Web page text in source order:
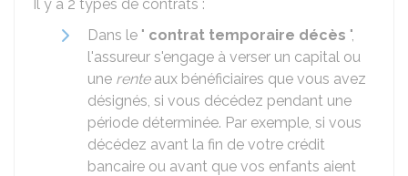
Il y a 2 types de contrats :
Dans le " contrat temporaire décès ",
l'assureur s'engage à verser un capital ou
une renteaux bénéficiaires que vous avez
désignés, si vous décédez pendant une
période déterminée. Par exemple, si vous
décédez avant la fin de votre crédit
bancaire ou avant que vos enfants aient